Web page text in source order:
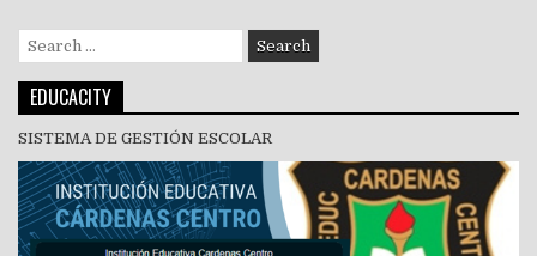
Search
for:
EDUCACITY
SISTEMA DE GESTIÓN ESCOLAR